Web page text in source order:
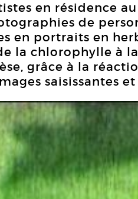
en résidence
de
en portraits en
la chlorophylle à
grâce à la
saisissantes